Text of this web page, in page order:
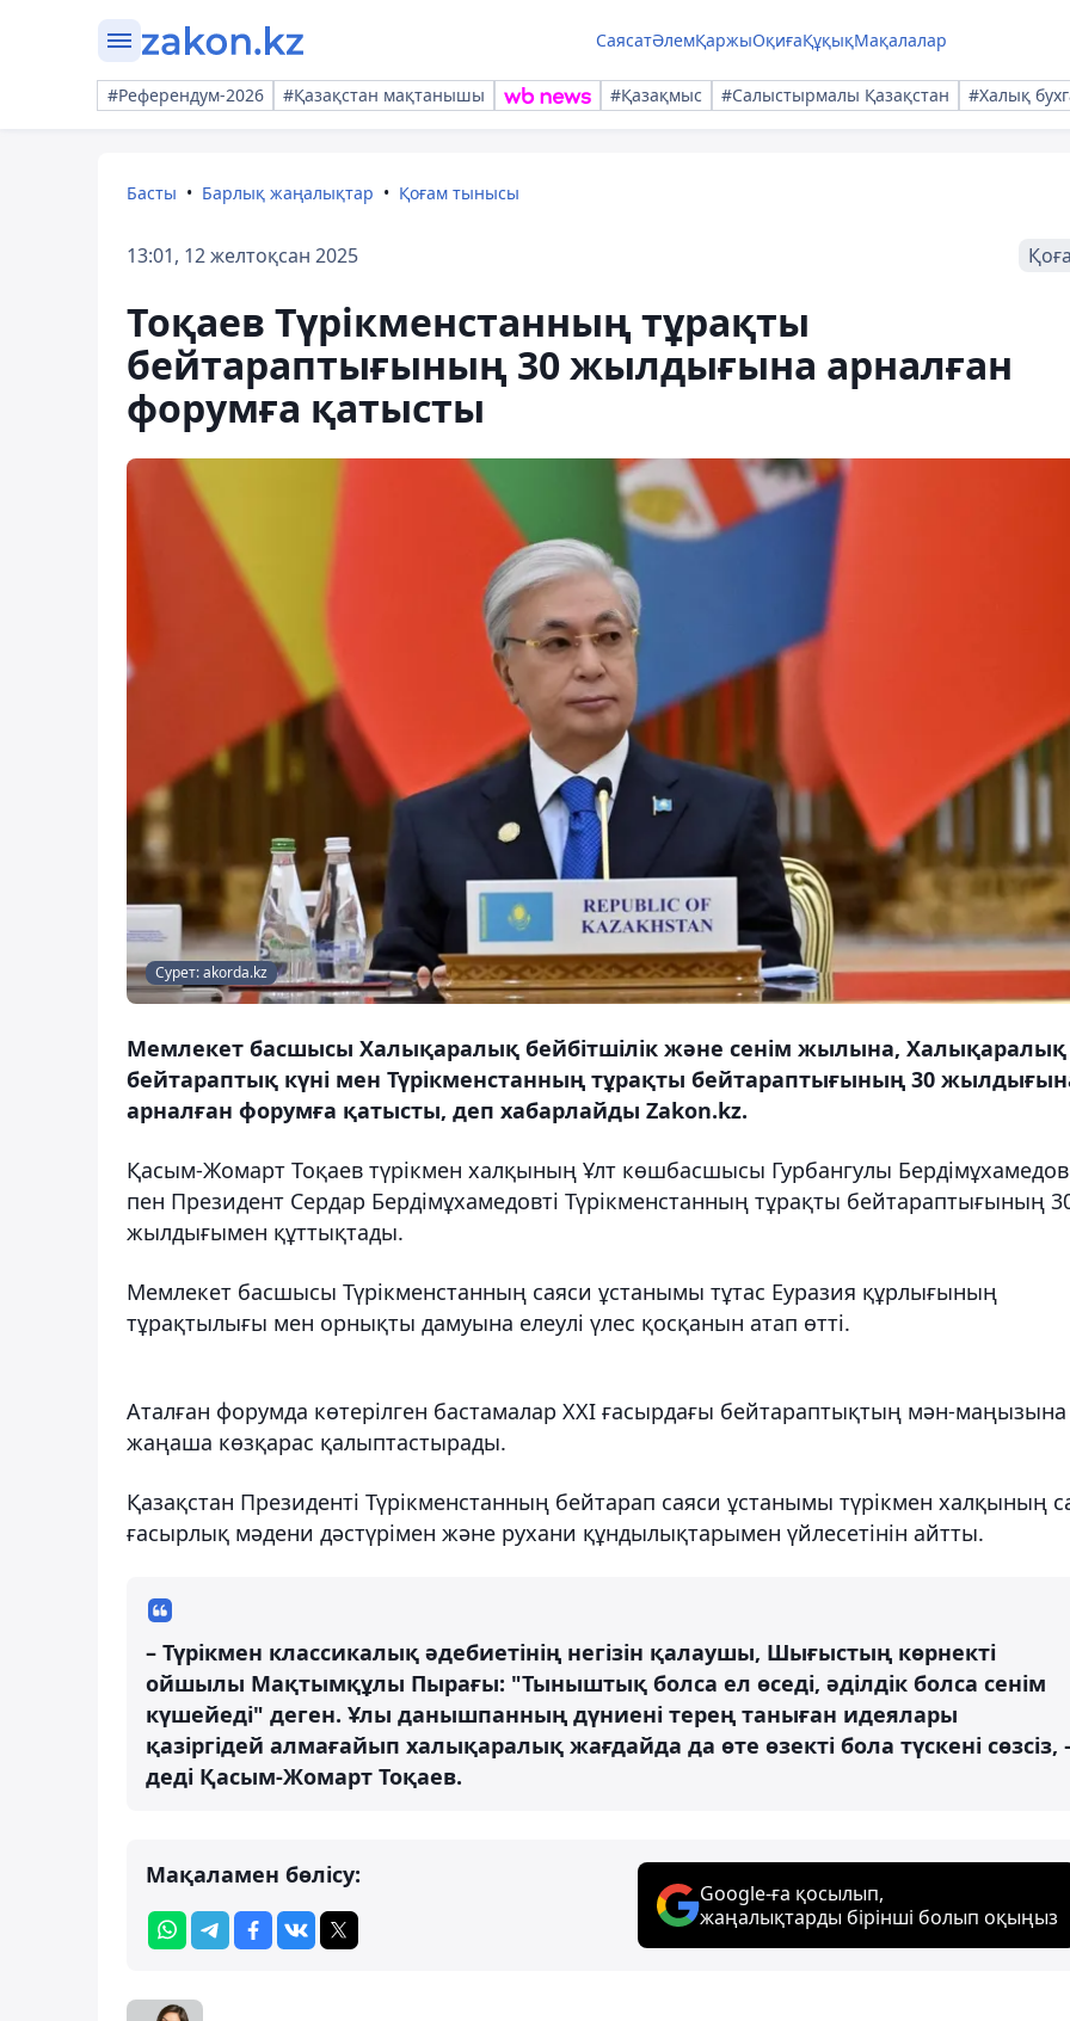
СаясатӘлемҚаржыОқиғаҚұқықМақалалар
#Референдум-2026 #Қазақстан мақтанышы #Қазақмыс #Салыстырмалы Қазақстан #Халық
Басты Барлық жаңалықтар Қоғам тынысы
13:01, 12 желтоқсан 2025
Тоқаев Түрікменстанның тұрақты
бейтараптығының 30 жылдығына арналған
форумға қатысты
Сурет: akorda.kz
Мемлекет басшысы Халықаралық бейбітшілік және сенім жылына, Халықаралық
бейтараптық күні мен Түрікменстанның тұрақты бейтараптығының 30
арналған форумға қатысты, деп хабарлайды Zakon.kz.
Қасым-Жомарт Тоқаев түрікмен халқының Ұлт көшбасшысы Гурбангулы Бердімұхамедов
пен Президент Сердар Бердімұхамедовті Түрікменстанның тұрақты бейтараптығының
жылдығымен құттықтады.
Мемлекет басшысы Түрікменстанның саяси ұстанымы тұтас Еуразия құрлығының
тұрақтылығы мен орнықты дамуына елеулі үлес қосқанын атап өтті.
Аталған форумда көтерілген бастамалар ХХІ ғасырдағы бейтараптықтың мән-маңызына
жаңаша көзқарас қалыптастырады.
Қазақстан Президенті Түрікменстанның бейтарап саяси ұстанымы түрікмен халқының
ғасырлық мәдени дәстүрімен және рухани құндылықтарымен үйлесетінін айтты.
– Түрікмен классикалық әдебиетінің негізін қалаушы, Шығыстың көрнекті
ойшылы Мақтымқұлы Пырағы: "Тыныштық болса ел өседі, әділдік болса сенім
күшейеді" деген. Ұлы данышпанның дүниені терең таныған идеялары
қазіргідей алмағайып халықаралық жағдайда да өте өзекті бола түскені сөзсіз,
деді Қасым-Жомарт Тоқаев.
Мақаламен бөлісу:
Google-ға қосылып,
жаңалықтарды бірінші болып оқыңыз